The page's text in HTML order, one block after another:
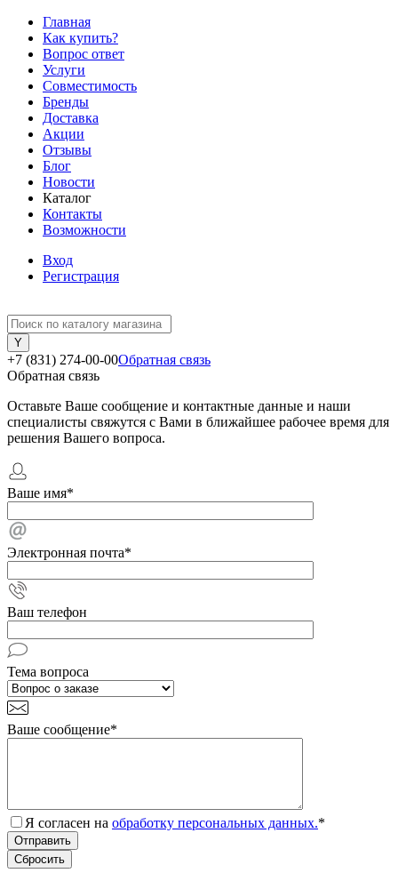
Главная
Как купить?
Вопрос ответ
Услуги
Совместимость
Бренды
Доставка
Акции
Отзывы
Блог
Новости
Каталог
Контакты
Возможности
Вход
Регистрация
+7 (831) 274-00-00Обратная связь
Обратная связь
Оставьте Ваше сообщение и контактные данные и наши
специалисты свяжутся с Вами в ближайшее рабочее время для
решения Вашего вопроса.
Ваше имя*
Электронная почта*
Ваш телефон
Тема вопроса
Ваше сообщение*
Я согласен на обработку персональных данных.*